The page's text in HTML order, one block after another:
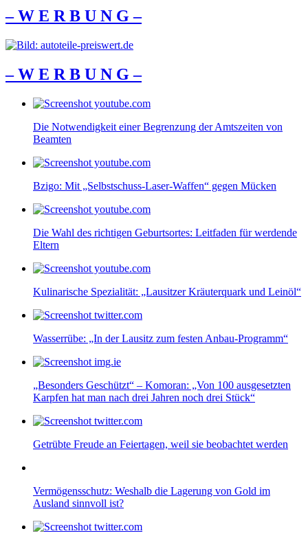
– W Ε R Β U Ν G –
– W Ε R Β U Ν G –
Die Notwendigkeit einer Begrenzung der Amtszeiten von
Beamten
Bzigo: Mit „Selbstschuss-Laser-Waffen“ gegen Mücken
Die Wahl des richtigen Geburtsortes: Leitfaden für werdende
Eltern
Kulinarische Spezialität: „Lausitzer Kräuterquark und Leinöl“
Wasserrübe: „In der Lausitz zum festen Anbau-Programm“
„Besonders Geschützt“ – Komoran: „Von 100 ausgesetzten
Karpfen hat man nach drei Jahren noch drei Stück“
Getrübte Freude an Feiertagen, weil sie beobachtet werden
Vermögensschutz: Weshalb die Lagerung von Gold im
Ausland sinnvoll ist?